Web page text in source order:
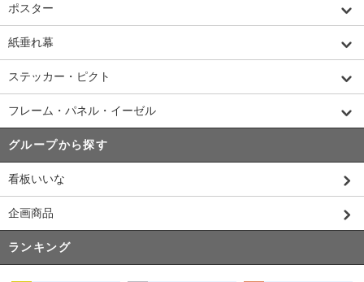
ポスター
紙垂れ幕
ステッカー・ピクト
フレーム・パネル・イーゼル
グループから探す
看板いいな
企画商品
ランキング